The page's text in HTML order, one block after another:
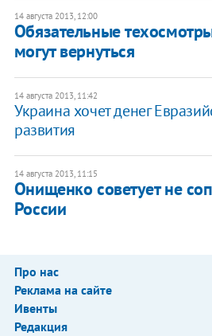
14 августа 2013, 12:00
Обязательные
могут вернуться
14 августа 2013, 11:42
Украина хочет денег
развития
14 августа 2013, 11:15
Онищенко советует не
России
Про нас
Реклама на сайте
Ивенты
Редакция